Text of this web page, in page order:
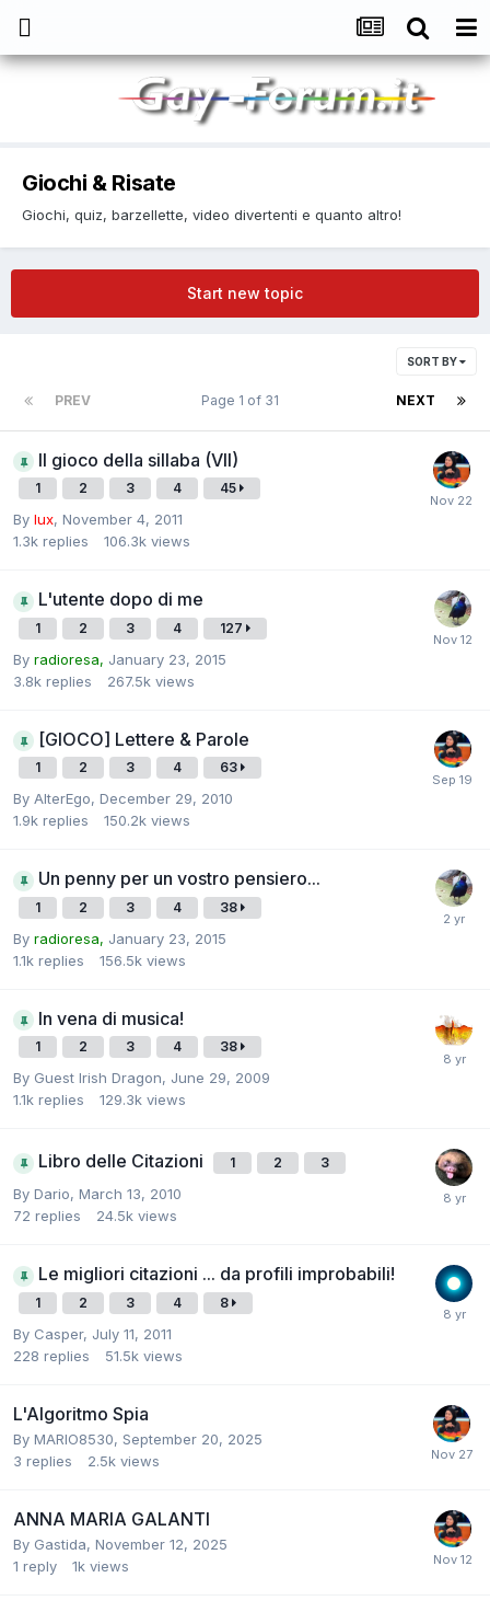
Giochi & Risate
Giochi, quiz, barzellette, video divertenti e quanto altro!
Start new topic
SORT BY
PREV NEXT
Page 1 of 31
Il gioco della sillaba (VII)
1 2 3 4 45
By lux, November 4, 2011
1.3k replies 106.3k views
L'utente dopo di me
1 2 3 4 127
By radioresa, January 23, 2015
3.8k replies 267.5k views
[GIOCO] Lettere & Parole
1 2 3 4 63
By AlterEgo, December 29, 2010
1.9k replies 150.2k views
Un penny per un vostro pensiero...
1 2 3 4 38
By radioresa, January 23, 2015
1.1k replies 156.5k views
In vena di musica!
1 2 3 4 38
By Guest Irish Dragon, June 29, 2009
1.1k replies 129.3k views
Libro delle Citazioni 1 2 3
By Dario, March 13, 2010
72 replies 24.5k views
Le migliori citazioni ... da profili improbabili!
1 2 3 4 8
By Casper, July 11, 2011
228 replies 51.5k views
L'Algoritmo Spia
By MARIO8530, September 20, 2025
3 replies 2.5k views
ANNA MARIA GALANTI
By Gastida, November 12, 2025
1 reply 1k views